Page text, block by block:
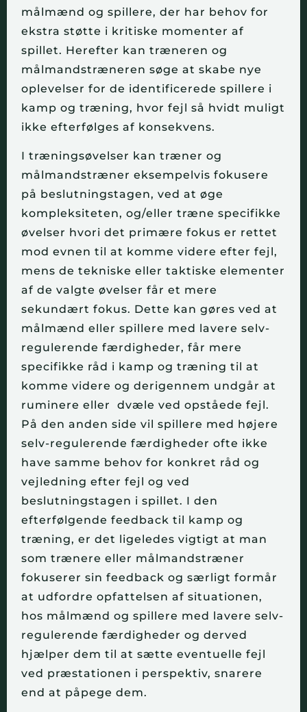
målmænd og spillere, der har behov for
ekstra støtte i kritiske momenter af
spillet. Herefter kan træneren og
målmandstræneren søge at skabe nye
oplevelser for de identificerede spillere i
kamp og træning, hvor fejl så hvidt muligt
ikke efterfølges af konsekvens.
I træningsøvelser kan træner og
målmandstræner eksempelvis fokusere
på beslutningstagen, ved at øge
kompleksiteten, og/eller træne specifikke
øvelser hvori det primære fokus er rettet
mod evnen til at komme videre efter fejl,
mens de tekniske eller taktiske elementer
af de valgte øvelser får et mere
sekundært fokus. Dette kan gøres ved at
målmænd eller spillere med lavere selv-
regulerende færdigheder, får mere
specifikke råd i kamp og træning til at
komme videre og derigennem undgår at
ruminere eller dvæle ved opståede fejl.
På den anden side vil spillere med højere
selv-regulerende færdigheder ofte ikke
have samme behov for konkret råd og
vejledning efter fejl og ved
beslutningstagen i spillet. I den
efterfølgende feedback til kamp og
træning, er det ligeledes vigtigt at man
som trænere eller målmandstræner
fokuserer sin feedback og særligt formår
at udfordre opfattelsen af situationen,
hos målmænd og spillere med lavere selv-
regulerende færdigheder og derved
hjælper dem til at sætte eventuelle fejl
ved præstationen i perspektiv, snarere
end at påpege dem.